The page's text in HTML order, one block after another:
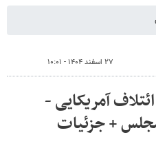
۲۷ اسفند ۱۴۰۴ - ۱۰:۰۱
آمریکایی -
+ جزئیات